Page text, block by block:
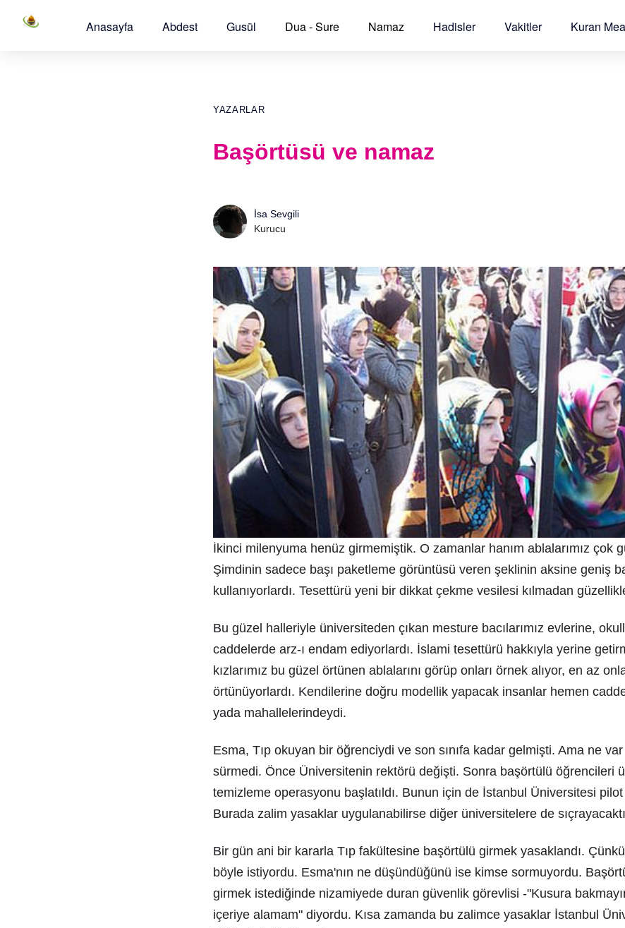
Anasayfa Abdest Gusül Dua - Sure Namaz Hadisler Vakitler Kuran
YAZARLAR
Başörtüsü ve namaz
İsa Sevgili
Kurucu
İkinci milenyuma henüz girmemiştik. O zamanlar hanım ablalarımız çok
Şimdinin sadece başı paketleme görüntüsü veren şeklinin aksine geniş
kullanıyorlardı. Tesettürü yeni bir dikkat çekme vesilesi kılmadan
Bu güzel halleriyle üniversiteden çıkan mesture bacılarımız evlerine,
caddelerde arz-ı endam ediyorlardı. İslami tesettürü hakkıyla yerine
kızlarımız bu güzel örtünen ablalarını görüp onları örnek alıyor, en az
örtünüyorlardı. Kendilerine doğru modellik yapacak insanlar hemen
yada mahallelerindeydi.
Esma, Tıp okuyan bir öğrenciydi ve son sınıfa kadar gelmişti. Ama ne
sürmedi. Önce Üniversitenin rektörü değişti. Sonra başörtülü öğrencileri
temizleme operasyonu başlatıldı. Bunun için de İstanbul Üniversitesi
Burada zalim yasaklar uygulanabilirse diğer üniversitelere de
Bir gün ani bir kararla Tıp fakültesine başörtülü girmek yasaklandı.
böyle istiyordu. Esma'nın ne düşündüğünü ise kimse sormuyordu.
girmek istediğinde nizamiyede duran güvenlik görevlisi -"Kusura
içeriye alamam" diyordu. Kısa zamanda bu zalimce yasaklar İstanbul